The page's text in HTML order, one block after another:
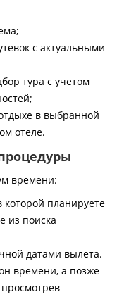
с актуальными
тура с учетом
в выбранной
отеле.
времени:
которой планируете
из поиска
датами вылета.
времени, а позже
просмотрев